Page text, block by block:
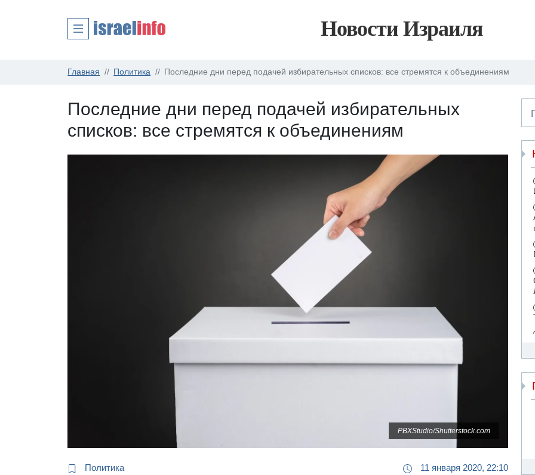
Новости Израиля
Главная Политика Последние дни перед подачей избирательных списков: все стремятся к объединениям
Последние дни перед подачей избирательных
списков: все стремятся к объединениям
PBXStudio/Shutterstock.com
Политика 11 января 2020, 22:10